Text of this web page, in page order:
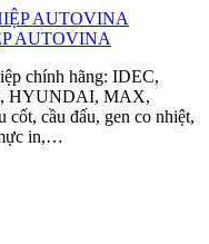
AUTOVINA
chính hãng: IDEC,
HYUNDAI, MAX,
cầu đấu, gen co nhiệt,
in,…